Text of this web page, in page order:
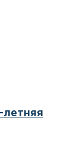
летняя